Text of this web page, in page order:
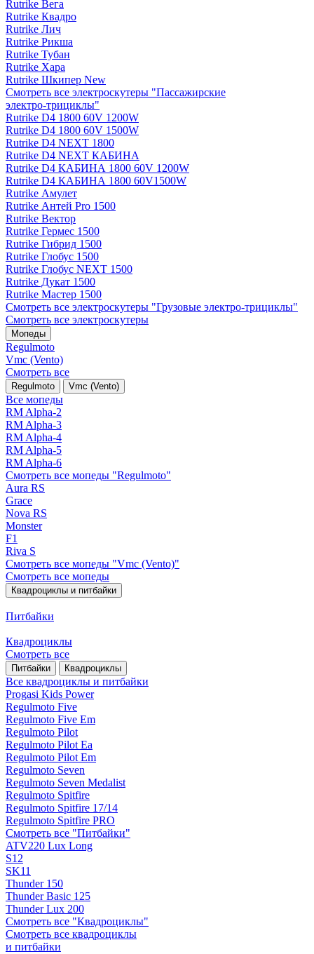
Rutrike Вега
Rutrike Квадро
Rutrike Лич
Rutrike Рикша
Rutrike Тубан
Rutrike Хара
Rutrike Шкипер New
Смотреть все электро­скутеры "Пассажирские
электро‑трициклы"
Rutrike D4 1800 60V 1200W
Rutrike D4 1800 60V 1500W
Rutrike D4 NEXT 1800
Rutrike D4 NEXT КАБИНА
Rutrike D4 КАБИНА 1800 60V 1200W
Rutrike D4 КАБИНА 1800 60V1500W
Rutrike Амулет
Rutrike Антей Pro 1500
Rutrike Вектор
Rutrike Гермес 1500
Rutrike Гибрид 1500
Rutrike Глобус 1500
Rutrike Глобус NEXT 1500
Rutrike Дукат 1500
Rutrike Мастер 1500
Смотреть все электро­скутеры "Грузовые электро‑трициклы"
Смотреть все электро­скутеры
Мопеды
Regulmoto
Vmc (Vento)
Смотреть все
Regulmoto Vmc (Vento)
Все мопеды
RM Alpha-2
RM Alpha-3
RM Alpha-4
RM Alpha-5
RM Alpha-6
Смотреть все мопеды "Regulmoto"
Aura RS
Grace
Nova RS
Monster
F1
Riva S
Смотреть все мопеды "Vmc (Vento)"
Смотреть все мопеды
Квадроциклы и питбайки
Питбайки
Квадроциклы
Смотреть все
Питбайки Квадроциклы
Все квадроциклы и питбайки
Progasi Kids Power
Regulmoto Five
Regulmoto Five Em
Regulmoto Pilot
Regulmoto Pilot Ea
Regulmoto Pilot Em
Regulmoto Seven
Regulmoto Seven Medalist
Regulmoto Spitfire
Regulmoto Spitfire 17/14
Regulmoto Spitfire PRO
Смотреть все "Питбайки"
ATV220 Lux Long
S12
SK11
Thunder 150
Thunder Basic 125
Thunder Lux 200
Смотреть все "Квадроциклы"
Смотреть все квадроциклы
и питбайки